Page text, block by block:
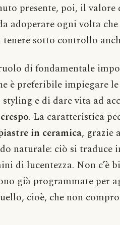
presente, poi, il
adoperare ogni volta
tenere sotto controllo
di fondamentale
è preferibile impiegare le
e di dare vita ad
. La caratteristica
in ceramica, grazie
naturale: ciò si traduce
di lucentezza. Non c’è
già programmate per
cioè, che non